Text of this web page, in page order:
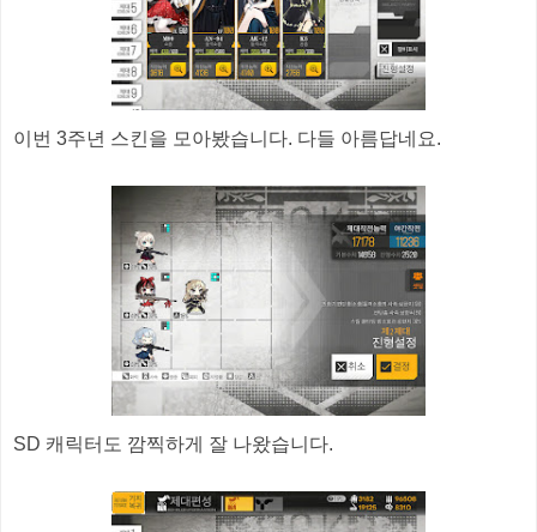
이번 3주년 스킨을 모아봤습니다. 다들 아름답네요.
SD 캐릭터도 깜찍하게 잘 나왔습니다.